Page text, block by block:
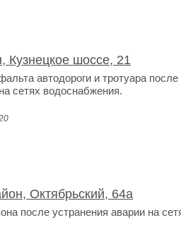
Кузнецкое шоссе, 21
автодороги и тротуара после
сетях водоснабжения.
Октябрьский, 64а
после устранения аварии на